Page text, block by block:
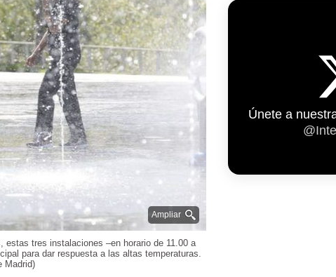
Ampliar
tres instalaciones –en horario de 11.00 a
para dar respuesta a las altas temperaturas.
Madrid)
Únete a